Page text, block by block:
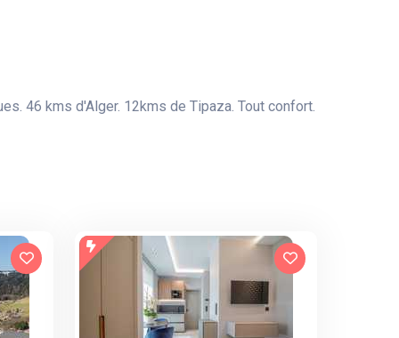
46 kms d'Alger. 12kms de Tipaza. Tout confort.